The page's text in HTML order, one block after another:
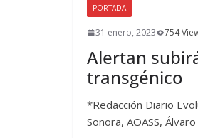
PORTADA
31 enero, 2023 754
Alertan
transgénico
*Redacción Diario
Sonora, AOASS,